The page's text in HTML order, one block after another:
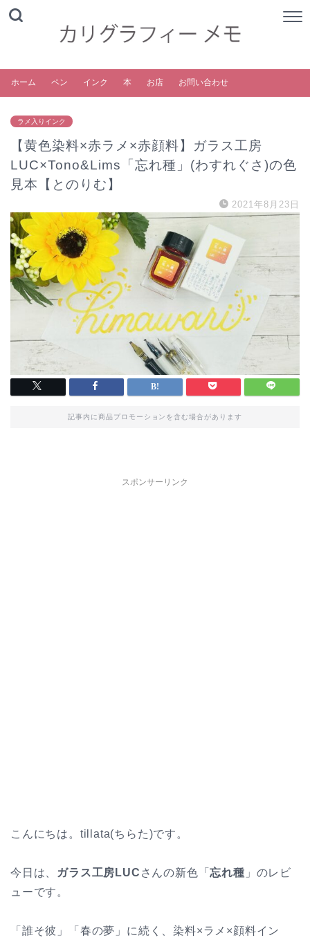
ホーム ペン インク 本 お店 お問い合わせ
ラメ入りインク
【黄色染料×赤ラメ×赤顔料】ガラス工房
LUC×Tono&Lims「忘れ種」(わすれぐさ)の色
見本【とのりむ】
2021年8月23日
記事内に商品プロモーションを含む場合があります
スポンサーリンク
こんにちは。tillata(ちらた)です。
今日は、 ガラス工房LUC さんの新色「忘れ種 」のレビ
ューです。
「誰そ彼」「春の夢」に続く、染料×ラメ×顔料イン